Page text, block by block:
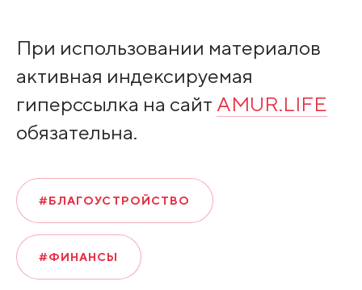
При использовании материалов
активная индексируемая
гиперссылка на сайт AMUR.LIFE
обязательна.
#БЛАГОУСТРОЙСТВО
#ФИНАНСЫ